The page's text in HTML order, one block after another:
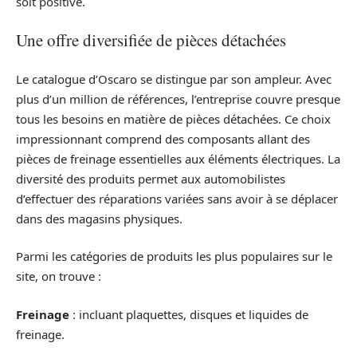
Une offre diversifiée de pièces détachées
Le catalogue d’Oscaro se distingue par son ampleur. Avec
plus d’un million de références, l’entreprise couvre presque
tous les besoins en matière de pièces détachées. Ce choix
impressionnant comprend des composants allant des
pièces de freinage essentielles aux éléments électriques. La
diversité des produits permet aux automobilistes
d’effectuer des réparations variées sans avoir à se déplacer
dans des magasins physiques.
Parmi les catégories de produits les plus populaires sur le
site, on trouve :
Freinage : incluant plaquettes, disques et liquides de
freinage.